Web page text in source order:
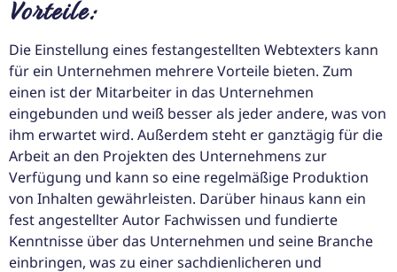
Vorteile:
Die Einstellung eines festangestellten Webtexters kann
für ein Unternehmen mehrere Vorteile bieten. Zum
einen ist der Mitarbeiter in das Unternehmen
eingebunden und weiß besser als jeder andere, was von
ihm erwartet wird. Außerdem steht er ganztägig für die
Arbeit an den Projekten des Unternehmens zur
Verfügung und kann so eine regelmäßige Produktion
von Inhalten gewährleisten. Darüber hinaus kann ein
fest angestellter Autor Fachwissen und fundierte
Kenntnisse über das Unternehmen und seine Branche
einbringen, was zu einer sachdienlicheren und